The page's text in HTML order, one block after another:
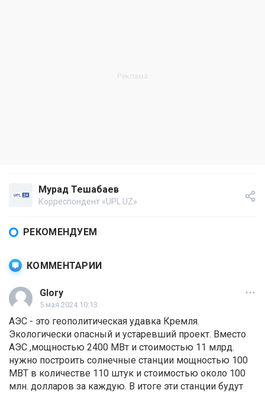
Мурад Тешабаев
Корреспондент «UPL.UZ»
РЕКОМЕНДУЕМ
КОММЕНТАРИИ
Glory
5 мая 2024 10:13
АЭС - это геополитическая удавка Кремля.
Экологически опасный и устаревший проект. Вместо
АЭС ,мощностью 2400 МВт и стоимостью 11 млрд.
нужно построить солнечные станции мощностью 100
МВТ в количестве 110 штук и стоимостью около 100
млн. долларов за каждую. В итоге эти станции будут